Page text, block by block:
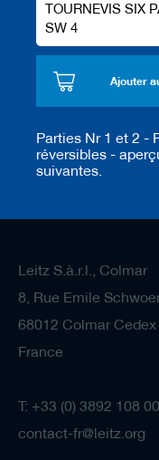
TOURNEVIS SIX
SW 4
Ajouter
Parties Nr 1 et 2 -
réversibles -
suivantes.
Leitz S.à.r.l., Colmar
8, Rue Emile
68012 Colmar Cedex
France
T: +33 (0) 3892 108 00
contact-fr@leitz.org